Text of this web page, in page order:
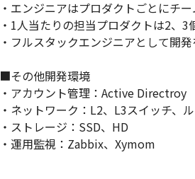
・エンジニアはプロダクトごとにチ
・1人当たりの担当プロダクトは2、3
・フルスタックエンジニアとして開
■その他開発環境
・アカウント管理：Active Directroy​
・ネットワーク：L2、L3スイッチ、
・ストレージ：SSD、HD ​
・運用監視：Zabbix、Xymom